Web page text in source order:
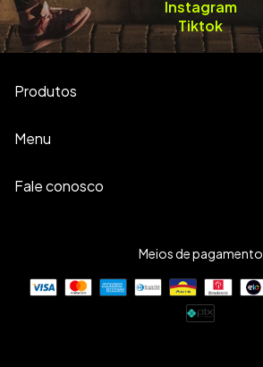
Instagram
Tiktok
Produtos
Menu
Fale conosco
Meios de pagamento